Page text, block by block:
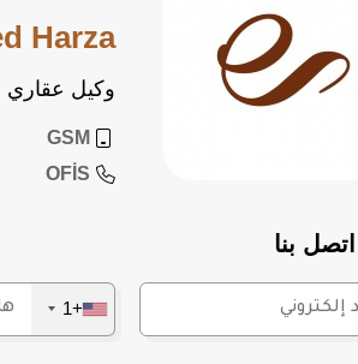
Harza
وكيل عقاري
GSM
OFİS
اتصل بنا
+1